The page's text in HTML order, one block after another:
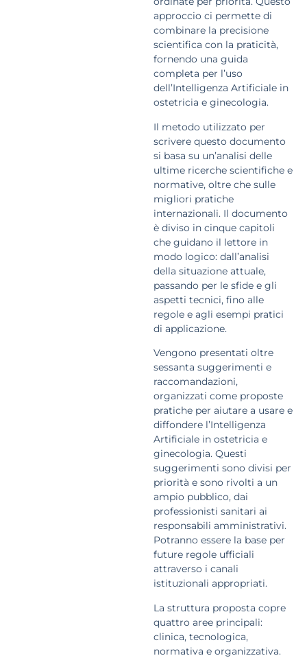
approccio ci permette di
combinare la precisione
scientifica con la praticità,
fornendo una guida
completa per l’uso
dell’Intelligenza Artificiale in
ostetricia e ginecologia.
Il metodo utilizzato per
scrivere questo documento
si basa su un’analisi delle
ultime ricerche scientifiche e
normative, oltre che sulle
migliori pratiche
internazionali. Il documento
è diviso in cinque capitoli
che guidano il lettore in
modo logico: dall’analisi
della situazione attuale,
passando per le sfide e gli
aspetti tecnici, fino alle
regole e agli esempi pratici
di applicazione.
Vengono presentati oltre
sessanta suggerimenti e
raccomandazioni,
organizzati come proposte
pratiche per aiutare a usare e
diffondere l’Intelligenza
Artificiale in ostetricia e
ginecologia. Questi
suggerimenti sono divisi per
priorità e sono rivolti a un
ampio pubblico, dai
professionisti sanitari ai
responsabili amministrativi.
Potranno essere la base per
future regole ufficiali
attraverso i canali
istituzionali appropriati.
La struttura proposta copre
quattro aree principali:
clinica, tecnologica,
normativa e organizzativa.